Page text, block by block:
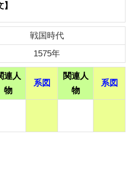
戦国時代
1575年
連人
物
系図
関連人
物
系図